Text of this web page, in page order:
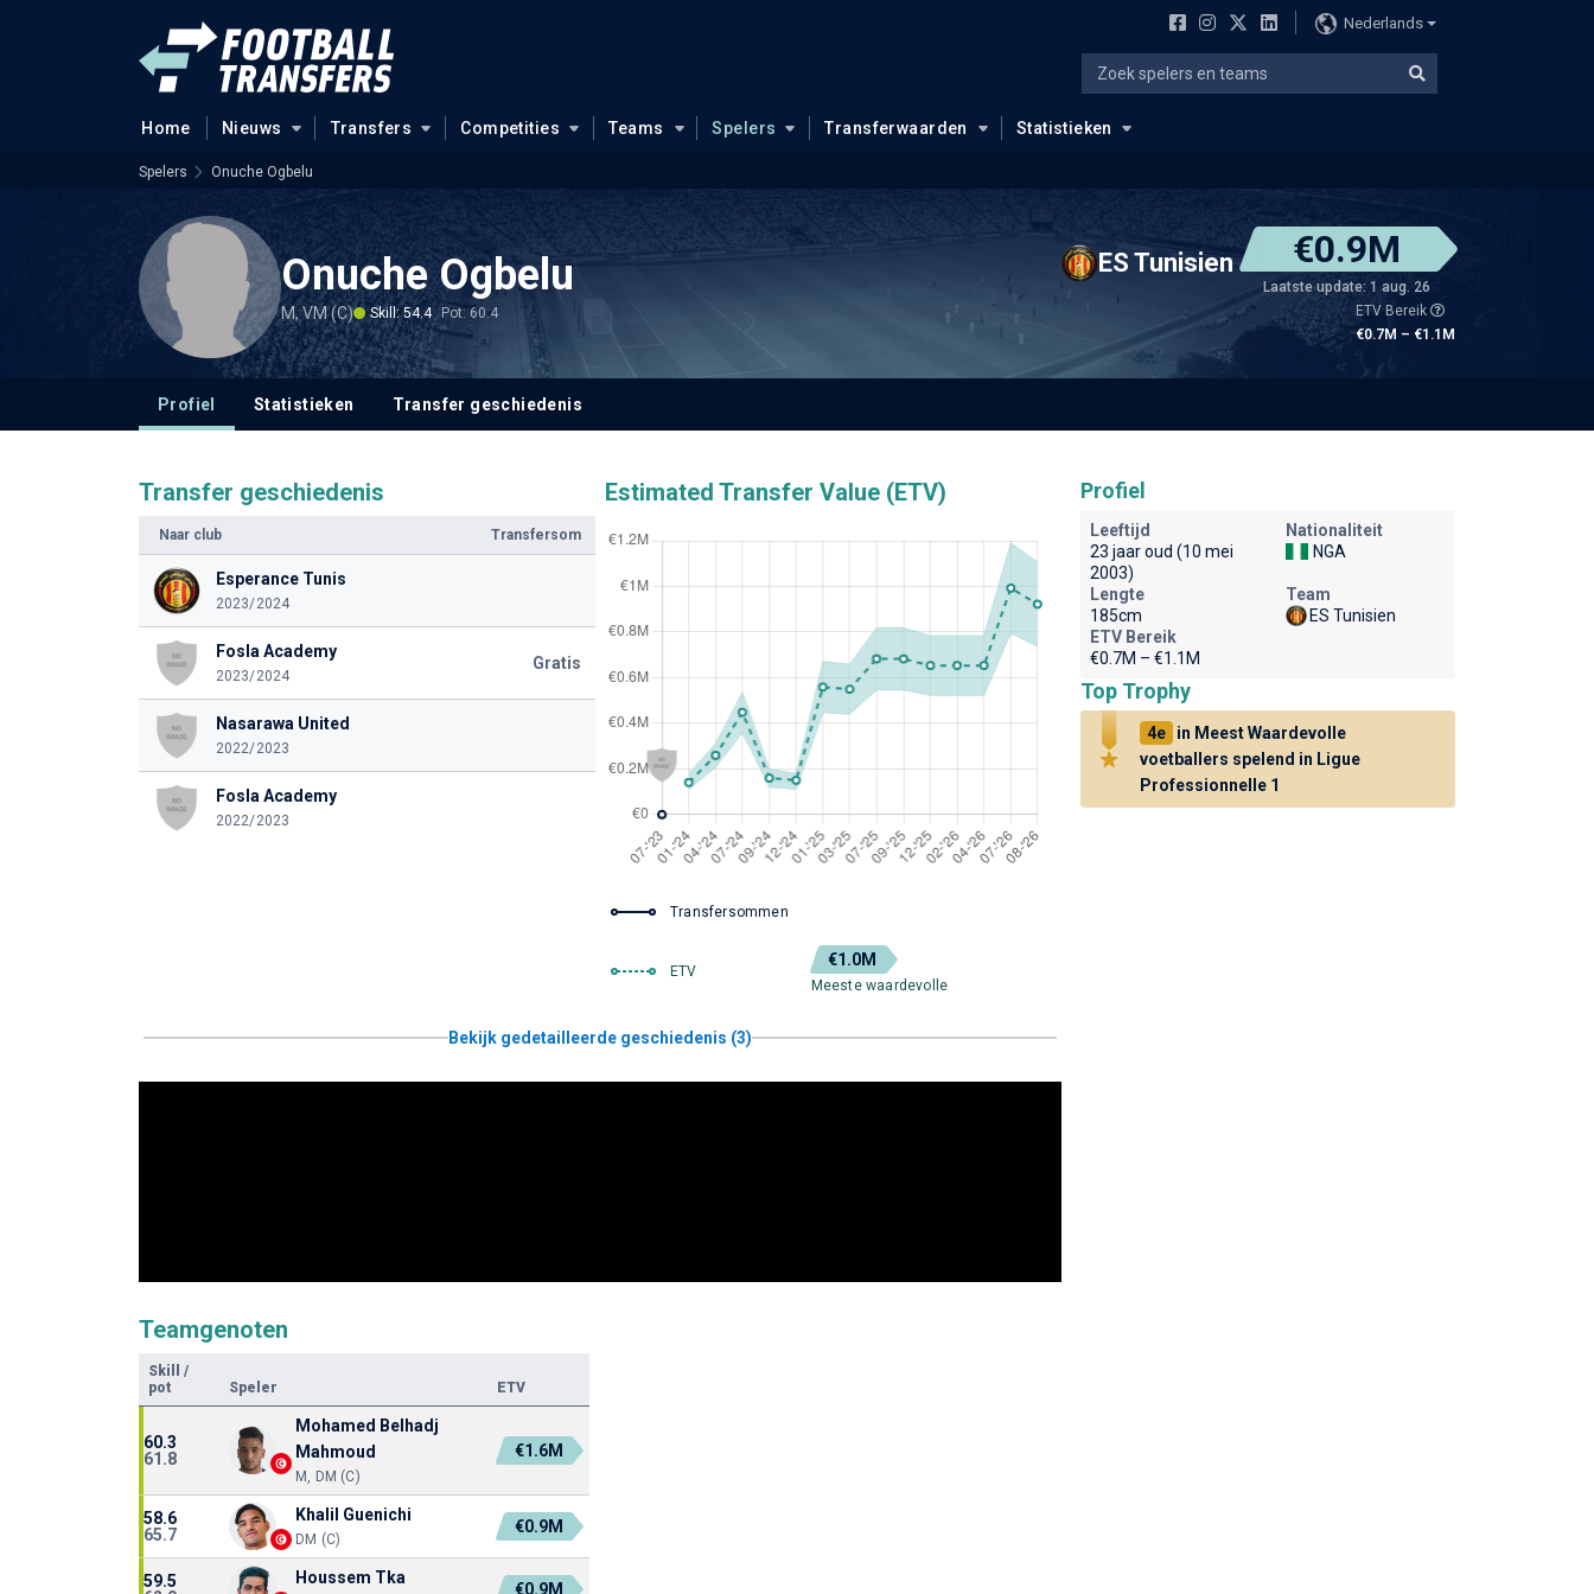
Nederlands
Home Nieuws Transfers Competities Teams Spelers Transferwaarden Statistieken
Spelers Onuche Ogbelu
Onuche Ogbelu
M, VM (C) Skill: 54.4 Pot: 60.4
ES Tunisien €0.9M
Laatste update: 1 aug. 26
ETV Bereik
€0.7M – €1.1M
Profiel Statistieken Transfer geschiedenis
Transfer geschiedenis
Naar club Transfersom
Esperance Tunis
2023/2024
Fosla Academy
2023/2024
Gratis
Nasarawa United
2022/2023
Fosla Academy
2022/2023
Estimated Transfer Value (ETV)
Transfersommen
ETV
€1.0M
Meeste waardevolle
Bekijk gedetailleerde geschiedenis (3)
Teamgenoten
Skill
/
pot
Speler ETV
60.3
61.8
Mohamed Belhadj
Mahmoud
M, DM (C)
€1.6M
58.6
65.7
Khalil Guenichi
DM (C)
€0.9M
59.5
Houssem Tka
€0.9M
Profiel
Leeftijd
23 jaar oud (10 mei
2003)
Nationaliteit
NGA
Lengte
185cm
Team
ES Tunisien
ETV Bereik
€0.7M – €1.1M
Top Trophy
4e
in Meest Waardevolle
voetballers spelend in Ligue
Professionnelle 1